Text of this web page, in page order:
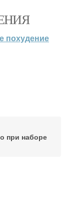
похудение
при наборе